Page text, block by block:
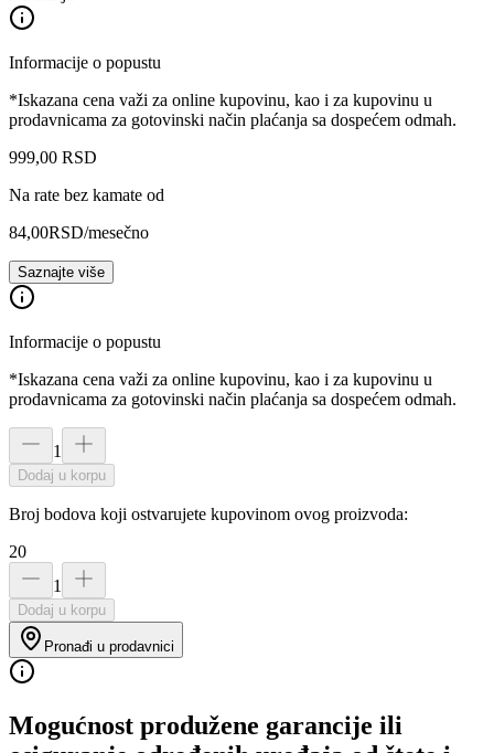
Informacije o popustu
*Iskazana cena važi za online kupovinu, kao i za kupovinu u
prodavnicama za gotovinski način plaćanja sa dospećem odmah.
999,00 RSD
Na rate bez kamate od
84,00RSD/mesečno
Saznajte više
Informacije o popustu
*Iskazana cena važi za online kupovinu, kao i za kupovinu u
prodavnicama za gotovinski način plaćanja sa dospećem odmah.
1
Dodaj u korpu
Broj bodova koji ostvarujete kupovinom ovog proizvoda:
20
1
Dodaj u korpu
Pronađi u prodavnici
Mogućnost produžene garancije ili